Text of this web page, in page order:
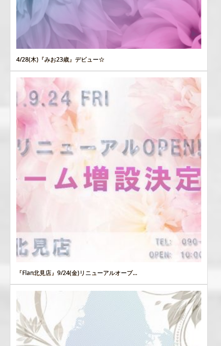
4/28(木)『みお23歳』デビュー☆
『Flan北見店』9/24(金)リニューアルオープ...